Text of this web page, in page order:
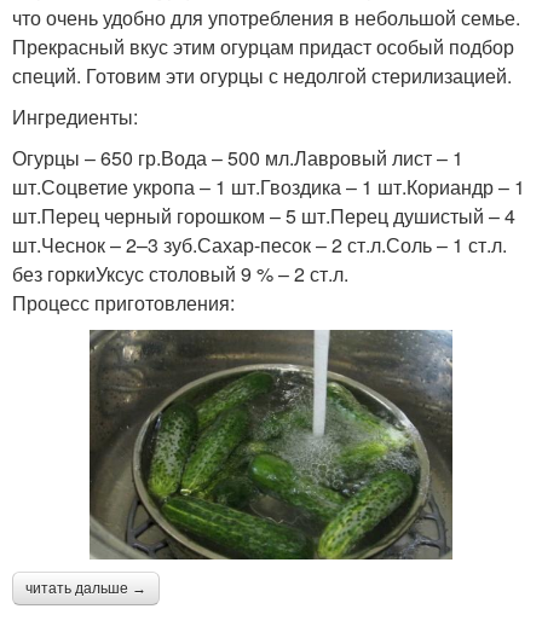
что очень удобно для употребления в небольшой семье.
Прекрасный вкус этим огурцам придаст особый подбор
специй. Готовим эти огурцы с недолгой стерилизацией.
Ингредиенты:
Огурцы – 650 гр.Вода – 500 мл.Лавровый лист – 1
шт.Соцветие укропа – 1 шт.Гвоздика – 1 шт.Кориандр – 1
шт.Перец черный горошком – 5 шт.Перец душистый – 4
шт.Чеснок – 2–3 зуб.Сахар-песок – 2 ст.л.Соль – 1 ст.л.
без горкиУксус столовый 9 % – 2 ст.л.
Процесс приготовления:
читать дальше →